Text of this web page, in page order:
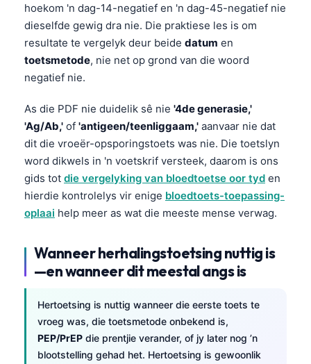
hoekom 'n dag-14-negatief en 'n dag-45-negatief nie
dieselfde gewig dra nie. Die praktiese les is om
resultate te vergelyk deur beide datum en
toetsmetode, nie net op grond van die woord
negatief nie.
As die PDF nie duidelik sê nie '4de generasie,'
'Ag/Ab,' of 'antigeen/teenliggaam,' aanvaar nie dat
dit die vroeër-opsporingstoets was nie. Die toetslyn
word dikwels in 'n voetskrif versteek, daarom is ons
gids tot die vergelyking van bloedtoetse oor tyd en
hierdie kontrolelys vir enige bloedtoets-toepassing-
oplaai help meer as wat die meeste mense verwag.
Wanneer herhalingstoetsing nuttig is
—en wanneer dit meestal angs is
Hertoetsing is nuttig wanneer die eerste toets te
vroeg was, die toetsmetode onbekend is,
PEP/PrEP die prentjie verander, of jy later nog ’n
blootstelling gehad het. Hertoetsing is gewoonlik
ភាសាខ្មែរ
Kiswahili
አማርኛ
O‘zbekcha
Қазақ тілі
Suomi
Slovenčina
كوردی‎
سنڌي
සිංහල
অসমীয়া
Galego